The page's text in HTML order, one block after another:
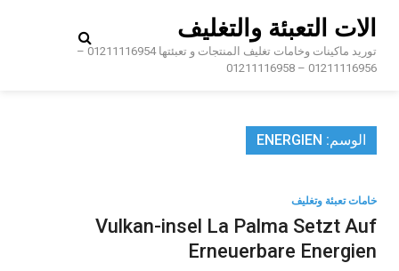
content
الات التعبئة والتغليف
توريد ماكينات وخامات تغليف المنتجات و تعبئتها 01211116954 –
01211116956 – 01211116958
الوسم: ENERGIEN
خامات تعبئة وتغليف
Vulkan-insel La Palma Setzt Auf
Erneuerbare Energien